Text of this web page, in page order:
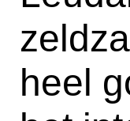
heel